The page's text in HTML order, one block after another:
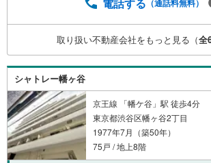
スライトは出金と譲渡はできません。
のご請求はお気軽にどうぞ♪お電話で
時受け付けております！お気軽にお問
（通話料無料）
取り扱い不動産会社をもっと見る（全
シャトレー幡ヶ谷
京王線 「幡ケ谷」駅 徒歩4分
東京都渋谷区幡ヶ谷2丁目
1977年7月（築50年）
75戸 / 地上8階